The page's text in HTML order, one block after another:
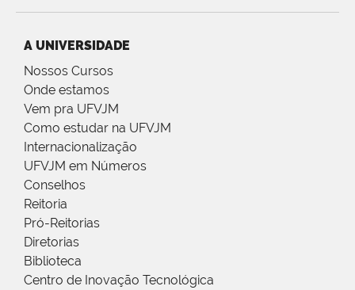
A UNIVERSIDADE
Nossos Cursos
Onde estamos
Vem pra UFVJM
Como estudar na UFVJM
Internacionalização
UFVJM em Números
Conselhos
Reitoria
Pró-Reitorias
Diretorias
Biblioteca
Centro de Inovação Tecnológica